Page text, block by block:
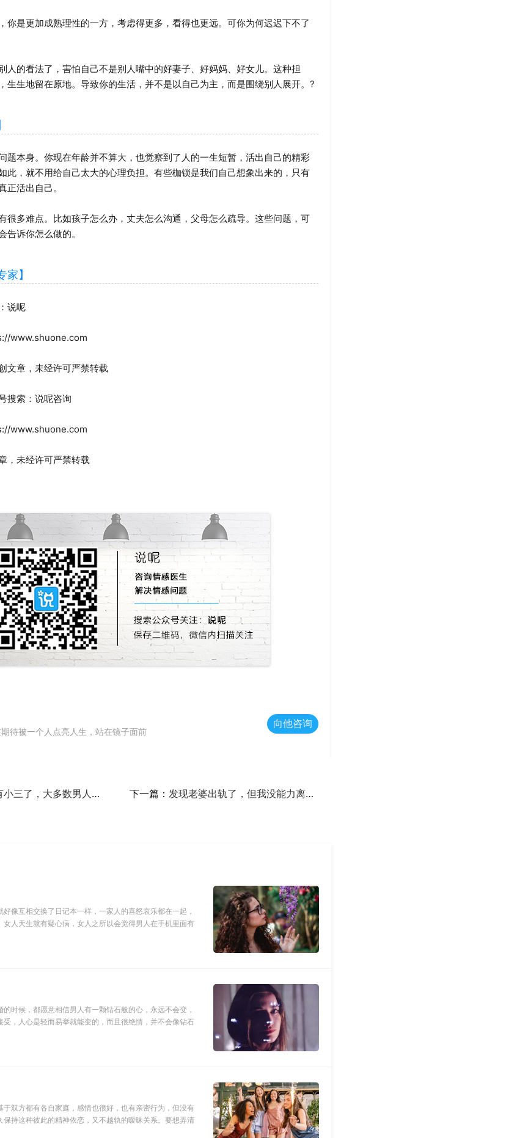
是更加成熟理性的一方，考虑得更多，看得也更远。可你为何迟迟下不了
的看法了，害怕自己不是别人嘴中的好妻子、好妈妈、好女儿。这种担
生生地留在原地。导致你的生活，并不是以自己为主，而是围绕别人展开。?
本身。你现在年龄并不算大，也觉察到了人的一生短暂，活出自己的精彩
此，就不用给自己太大的心理负担。有些枷锁是我们自己想象出来的，只有
正活出自己。
多难点。比如孩子怎么办，丈夫怎么沟通，父母怎么疏导。这些问题，可
告诉你怎么做的。
】
说呢
www.shuone.com
章，未经许可严禁转载
索：说呢咨询
www.shuone.com
未经许可严禁转载
待被一个人点亮人生，站在镜子面前
向他咨询
小三了，大多数男人找
下一篇： 发现老婆出轨了，但我没能力离婚
像互相交换了日记本一样，一家人的喜怒哀乐都在一起，
女人天生就有疑心病，女人之所以会觉得男人在手机里面有
时候，都愿意相信男人有一颗钻石般的心，永远不会变，
受，人心是轻而易举就能变的，而且很绝情，并不会像钻石
于双方都有各自家庭，感情也很好，也有亲密行为，但没有
保持这种彼此的精神依恋，又不越轨的暧昧关系。要想弄清